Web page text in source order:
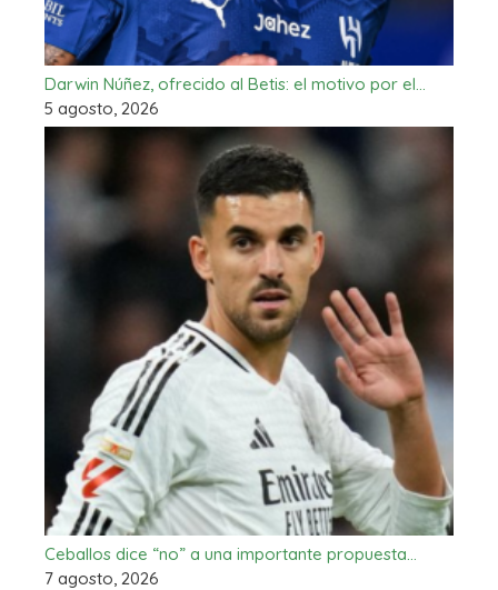
Darwin Núñez, ofrecido al Betis: el motivo por el…
5 agosto, 2026
Ceballos dice “no” a una importante propuesta…
7 agosto, 2026